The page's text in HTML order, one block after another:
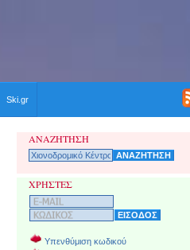
Ski.gr
ΑΝΑΖΗΤΗΣΗ
ΧΡΗΣΤΕΣ
Υπενθύμιση κωδικού